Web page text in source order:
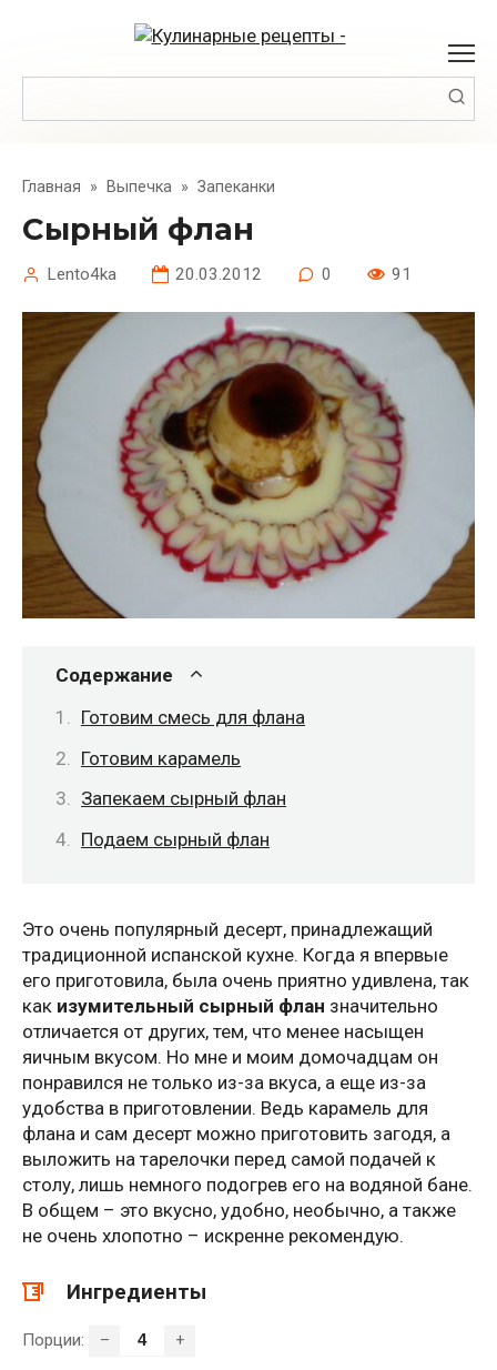
Главная » Выпечка » Запеканки
Сырный флан
Lento4ka 20.03.2012 0 91
Содержание
Готовим смесь для флана
Готовим карамель
Запекаем сырный флан
Подаем сырный флан
Это очень популярный десерт, принадлежащий
традиционной испанской кухне. Когда я впервые
его приготовила, была очень приятно удивлена, так
как изумительный сырный флан значительно
отличается от других, тем, что менее насыщен
яичным вкусом. Но мне и моим домочадцам он
понравился не только из-за вкуса, а еще из-за
удобства в приготовлении. Ведь карамель для
флана и сам десерт можно приготовить загодя, а
выложить на тарелочки перед самой подачей к
столу, лишь немного подогрев его на водяной бане.
В общем – это вкусно, удобно, необычно, а также
не очень хлопотно – искренне рекомендую.
Ингредиенты
Порции: – +